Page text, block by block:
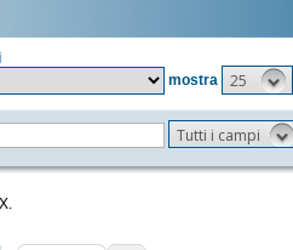
mostra
25
Tutti i campi